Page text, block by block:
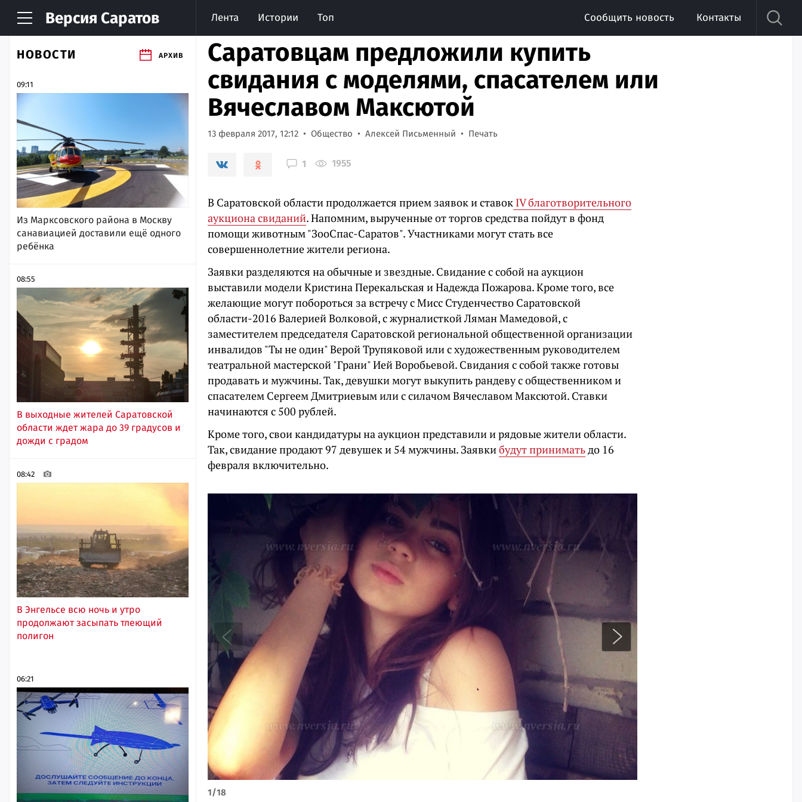
Версия Саратов Лента Истории Топ Сообщить новость Контакты
НОВОСТИ АРХИВ
09:11
Из Марксовского района в Москву
санавиацией доставили ещё одного
ребёнка
08:55
В выходные жителей Саратовской
области ждет жара до 39 градусов и
дожди с градом
08:42
В Энгельсе всю ночь и утро
продолжают засыпать тлеющий
полигон
06:21
Саратовцам предложили купить
свидания с моделями, спасателем или
Вячеславом Максютой
13 февраля 2017, 12:12 Общество Алексей Письменный Печать
1 1955
В Саратовской области продолжается прием заявок и ставок IV благотворительного
аукциона свиданий. Напомним, вырученные от торгов средства пойдут в фонд
помощи животным "ЗооСпас-Саратов". Участниками могут стать все
совершеннолетние жители региона.
Заявки разделяются на обычные и звездные. Свидание с собой на аукцион
выставили модели Кристина Перекальская и Надежда Пожарова. Кроме того, все
желающие могут побороться за встречу с Мисс Студенчество Саратовской
области-2016 Валерией Волковой, с журналисткой Ляман Мамедовой, с
заместителем председателя Саратовской региональной общественной организации
инвалидов "Ты не один" Верой Трупяковой или с художественным руководителем
театральной мастерской "Грани" Ией Воробьевой. Свидания с собой также готовы
продавать и мужчины. Так, девушки могут выкупить рандеву с общественником и
спасателем Сергеем Дмитриевым или с силачом Вячеславом Максютой. Ставки
начинаются с 500 рублей.
Кроме того, свои кандидатуры на аукцион представили и рядовые жители области.
Так, свидание продают 97 девушек и 54 мужчины. Заявкибудут приниматьдо 16
февраля включительно.
1/18